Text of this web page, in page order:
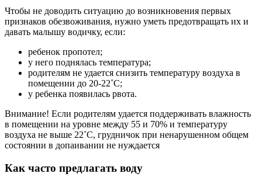
Чтобы не доводить ситуацию до возникновения первых
признаков обезвоживания, нужно уметь предотвращать их и
давать малышу водичку, если:
ребенок пропотел;
у него поднялась температура;
родителям не удается снизить температуру воздуха в
помещении до 20-22˚C;
у ребенка появилась рвота.
Внимание! Если родителям удается поддерживать влажность
в помещении на уровне между 55 и 70% и температуру
воздуха не выше 22˚C, грудничок при ненарушенном общем
состоянии в допаивании не нуждается
Как часто предлагать воду